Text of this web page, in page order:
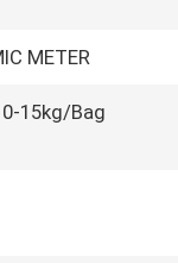
METER
15kg/Bag